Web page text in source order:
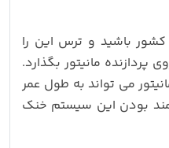
باشید و ترس این را
پردازنده مانیتور بگذارد.
می تواند به طول عمر
بودن این سیستم خنک